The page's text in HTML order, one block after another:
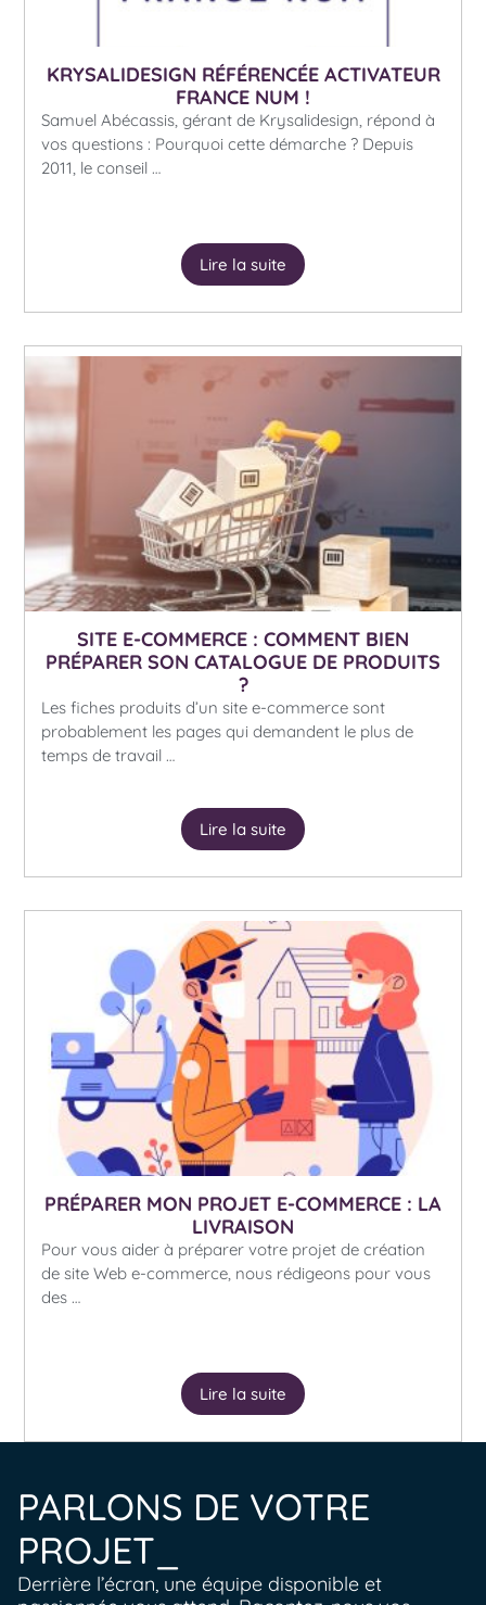
KRYSALIDESIGN RÉFÉRENCÉE ACTIVATEUR
FRANCE NUM !
Samuel Abécassis, gérant de Krysalidesign, répond à
vos questions : Pourquoi cette démarche ? Depuis
2011, le conseil …
Lire la suite
SITE E-COMMERCE : COMMENT BIEN
PRÉPARER SON CATALOGUE DE PRODUITS
?
Les fiches produits d’un site e-commerce sont
probablement les pages qui demandent le plus de
temps de travail …
Lire la suite
PRÉPARER MON PROJET E-COMMERCE : LA
LIVRAISON
Pour vous aider à préparer votre projet de création
de site Web e-commerce, nous rédigeons pour vous
des …
Lire la suite
PARLONS DE VOTRE
PROJET_
Derrière l’écran, une équipe disponible et